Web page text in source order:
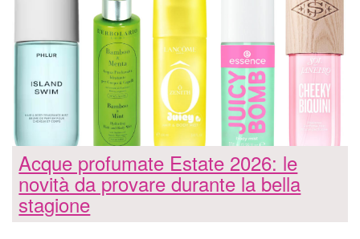
Acque profumate Estate 2026: le
novità da provare durante la bella
stagione